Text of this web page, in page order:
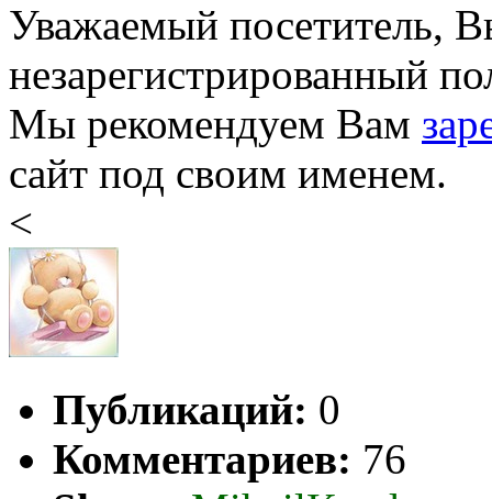
Уважаемый посетитель,
незарегистрированный
Мы рекомендуем Вам
сайт под своим именем.
<
Публикаций: 0
Комментариев: 76